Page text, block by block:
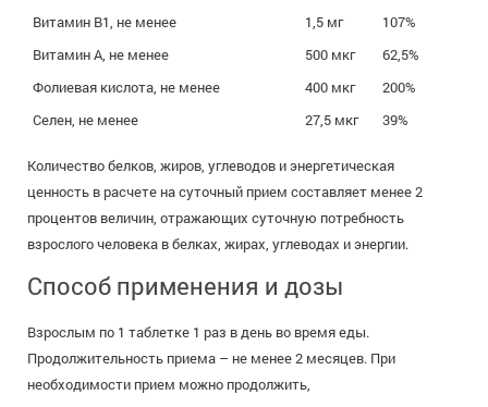
Витамин B1, не менее
1,5 мг
107%
Витамин A, не менее
500 мкг
62,5%
Фолиевая кислота, не менее
400 мкг
200%
Селен, не менее
27,5 мкг 39%
Количество белков, жиров, углеводов и энергетическая
ценность в расчете на суточный прием составляет менее 2
процентов величин, отражающих суточную потребность
взрослого человека в белках, жирах, углеводах и энергии.
Способ применения и дозы
Взрослым по 1 таблетке 1 раз в день во время еды.
Продолжительность приема – не менее 2 месяцев. При
необходимости прием можно продолжить,